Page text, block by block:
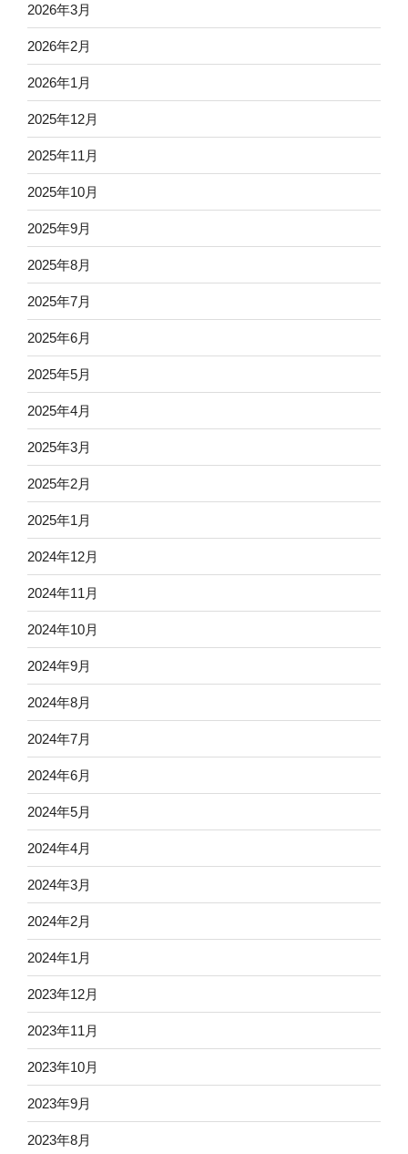
2026年3月
2026年2月
2026年1月
2025年12月
2025年11月
2025年10月
2025年9月
2025年8月
2025年7月
2025年6月
2025年5月
2025年4月
2025年3月
2025年2月
2025年1月
2024年12月
2024年11月
2024年10月
2024年9月
2024年8月
2024年7月
2024年6月
2024年5月
2024年4月
2024年3月
2024年2月
2024年1月
2023年12月
2023年11月
2023年10月
2023年9月
2023年8月